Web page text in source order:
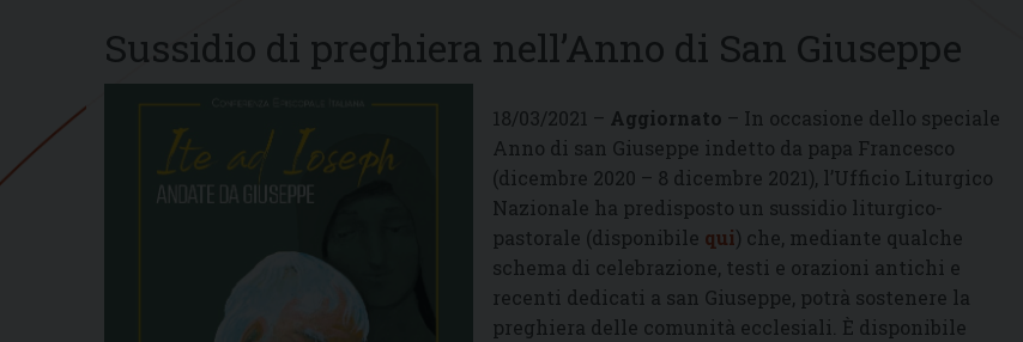
Sussidio di preghiera nell’Anno di San Giuseppe
18/03/2021 – Aggiornato – In occasione dello speciale
Anno di san Giuseppe indetto da papa Francesco
(dicembre 2020 – 8 dicembre 2021), l’Ufficio Liturgico
Nazionale ha predisposto un sussidio liturgico-
pastorale (disponibile qui) che, mediante qualche
schema di celebrazione, testi e orazioni antichi e
recenti dedicati a san Giuseppe, potrà sostenere la
preghiera delle comunità ecclesiali. È disponibile